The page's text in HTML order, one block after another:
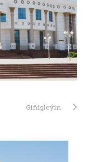
Giňişleýin